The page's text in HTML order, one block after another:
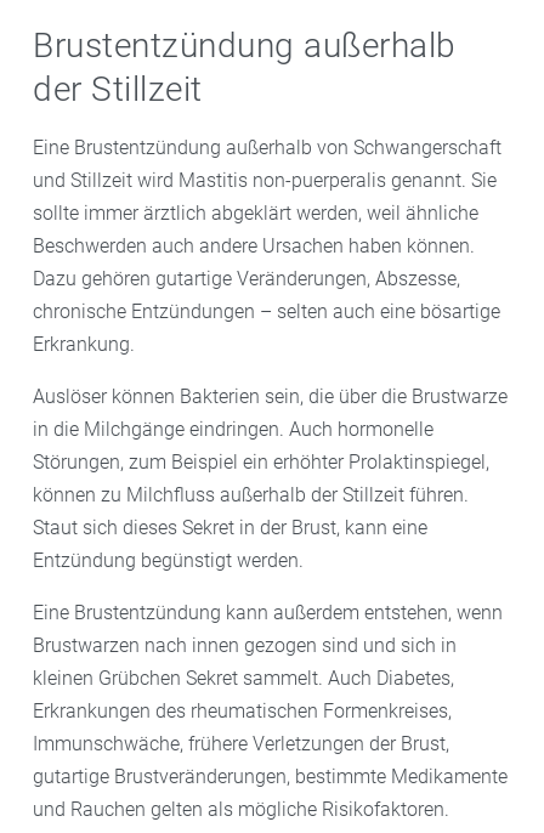
Brustentzündung außerhalb
der Stillzeit
Eine Brustentzündung außerhalb von Schwangerschaft
und Stillzeit wird Mastitis non-puerperalis genannt. Sie
sollte immer ärztlich abgeklärt werden, weil ähnliche
Beschwerden auch andere Ursachen haben können.
Dazu gehören gutartige Veränderungen, Abszesse,
chronische Entzündungen – selten auch eine bösartige
Erkrankung.
Auslöser können Bakterien sein, die über die Brustwarze
in die Milchgänge eindringen. Auch hormonelle
Störungen, zum Beispiel ein erhöhter Prolaktinspiegel,
können zu Milchfluss außerhalb der Stillzeit führen.
Staut sich dieses Sekret in der Brust, kann eine
Entzündung begünstigt werden.
Eine Brustentzündung kann außerdem entstehen, wenn
Brustwarzen nach innen gezogen sind und sich in
kleinen Grübchen Sekret sammelt. Auch Diabetes,
Erkrankungen des rheumatischen Formenkreises,
Immunschwäche, frühere Verletzungen der Brust,
gutartige Brustveränderungen, bestimmte Medikamente
und Rauchen gelten als mögliche Risikofaktoren.